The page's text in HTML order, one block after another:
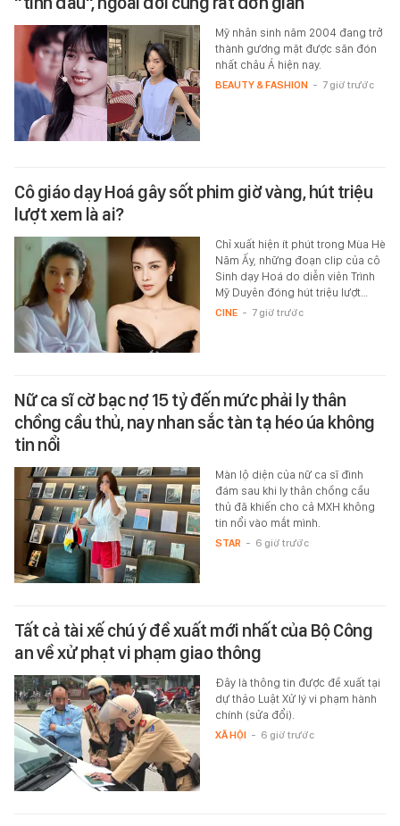
Mỹ nhân sinh năm 2004 đang trở
thành gương mặt được săn đón
nhất châu Á hiện nay.
BEAUTY & FASHION - 7 giờ trước
Cô giáo dạy Hoá gây sốt phim giờ vàng, hút triệu
lượt xem là ai?
Chỉ xuất hiện ít phút trong Mùa Hè
Năm Ấy, những đoạn clip của cô
Sinh dạy Hoá do diễn viên Trình
Mỹ Duyên đóng hút triệu lượt…
CINE - 7 giờ trước
Nữ ca sĩ cờ bạc nợ 15 tỷ đến mức phải ly thân
chồng cầu thủ, nay nhan sắc tàn tạ héo úa không
tin nổi
Màn lộ diện của nữ ca sĩ đình
đám sau khi ly thân chồng cầu
thủ đã khiến cho cả MXH không
tin nổi vào mắt mình.
STAR - 6 giờ trước
Tất cả tài xế chú ý đề xuất mới nhất của Bộ Công
an về xử phạt vi phạm giao thông
Đây là thông tin được đề xuất tại
dự thảo Luật Xử lý vi phạm hành
chính (sửa đổi).
XÃ HỘI - 6 giờ trước